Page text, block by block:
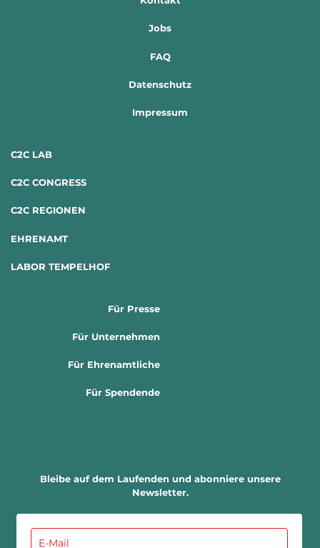
Jobs
FAQ
Datenschutz
Impressum
C2C LAB
C2C CONGRESS
C2C REGIONEN
EHRENAMT
LABOR TEMPELHOF
Für Presse
Für Unternehmen
Für Ehrenamtliche
Für Spendende
Bleibe auf dem Laufenden und abonniere unsere
Newsletter.